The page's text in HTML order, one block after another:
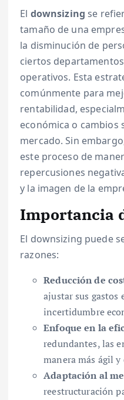
El downsizing se
tamaño de una
la disminución de
ciertos
operativos. Esta
comúnmente para
rentabilidad,
económica o cambios
mercado. Sin
este proceso de
repercusiones
y la imagen de la
Importancia
El downsizing puede
razones:
Reducción de
ajustar sus gastos
incertidumbre
Enfoque en la
redundantes, las
manera más ágil y
Adaptación al
reestructuración